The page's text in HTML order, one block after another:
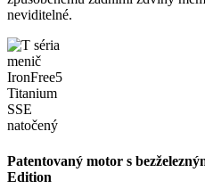
neviditelné.
Patentovaný motor s
Edition